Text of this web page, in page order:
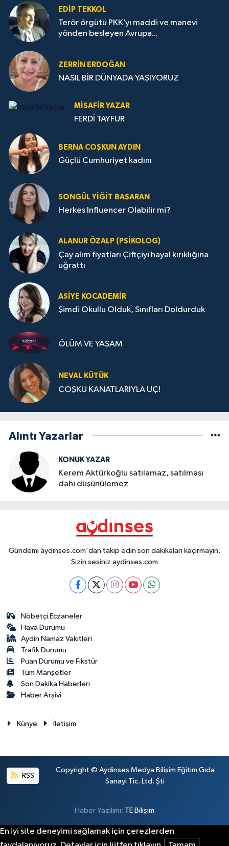
EDIP TEKKOL
Terör örgütü PKK’yı maddi ve manevi
yönden besleyen Avrupa...
ZERRIN ERDOĞAN
NASIL BİR DÜNYADA YAŞIYORUZ
MISAFIR YAZAR
FERDİ TAYFUR
BERNA COŞKUN AYDIN
Güçlü Cumhuriyet kadını
SONGÜL YIĞIT BAŞARAN
Herkes Influencer Olabilir mi?
ALANUR ÖZALP (PSIKOLOG)
Çay alım fiyatları Çiftçiyi hayal kırıklığına
uğrattı
ASIYE KOCADEMİR
Şimdi Okullu Olduk, Sınıfları Doldurduk
ÖLÜM VE YAŞAM
NEVAL KÜTÜK
COŞKU KANATLARIYLA UÇ!
Alıntı Yazarlar
KONUK YAZAR
Kerem Aktürkoğlu satılamaz, satılması
dahi düşünülemez
Gündemi aydinses.com'dan takip edin son dakikalari kaçırmayın.
Sizin sesiniz aydinses.com
Nöbetçi Eczaneler
Hava Durumu
Aydin Namaz Vakitleri
Trafik Durumu
Puan Durumu ve Fikstür
Tüm Manşetler
Son Dakika Haberleri
Haber Arşivi
Künye İletişim
RSS
Copyright © Aydinses Medya Bilişim Eğitim Gıda
Sanayi Tic. Ltd. Şti
Haber Yazılımı: TE Bilişim
En iyi site deneyimi sağlamak için çerezlerden